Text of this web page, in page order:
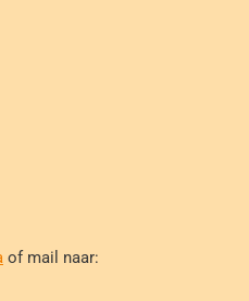
of mail naar: